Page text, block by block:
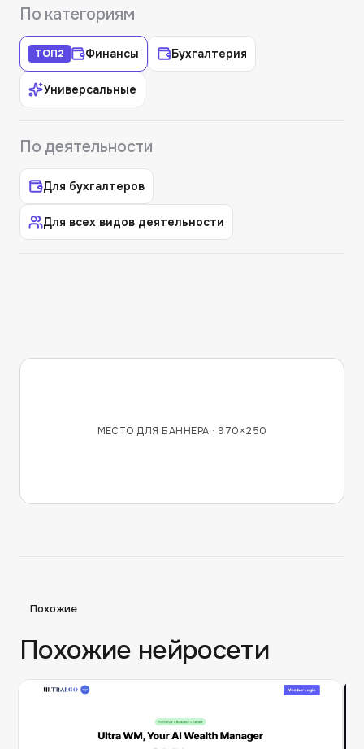
По категориям
ТОП2 Финансы Бухгалтерия
Универсальные
По деятельности
Для бухгалтеров
Для всех видов деятельности
МЕСТО ДЛЯ БАННЕРА · 970×250
Похожие
Похожие нейросети